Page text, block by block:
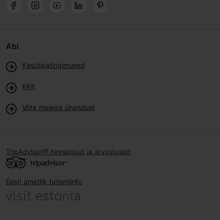
Abi
Kasutajatingimused
KKK
Võta meiega ühendust
TripAdvisori® hinnangud ja arvustused
Eesti ametlik turismiinfo